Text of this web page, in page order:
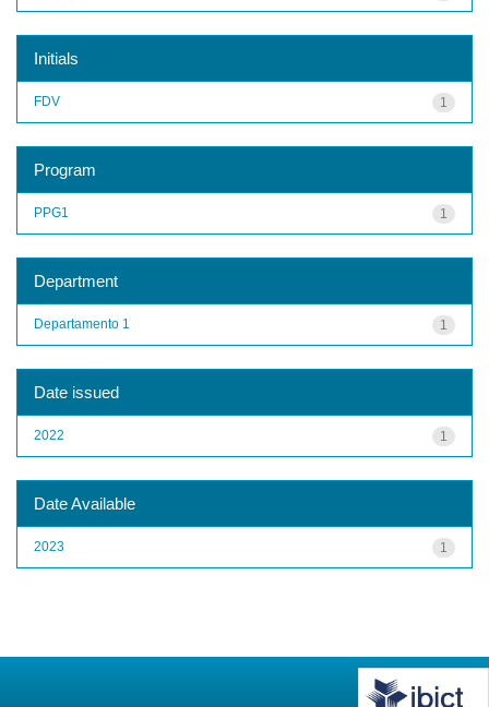
Initials
1
FDV
Program
1
PPG1
Department
1
Departamento 1
Date issued
1
2022
Date Available
1
2023